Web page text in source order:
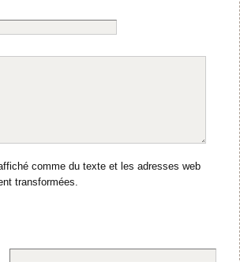
comme du texte et les adresses web
transformées.